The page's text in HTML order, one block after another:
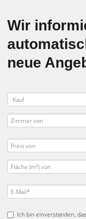
Wir
neue
Ich bin einverstanden,